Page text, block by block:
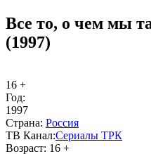
Все то, о чем мы
(1997)
16 +
Год:
1997
Стра­на: Рос­сия
ТВ Ка­нал:Се­риа­лы ТРК
Воз­раст: 16 +